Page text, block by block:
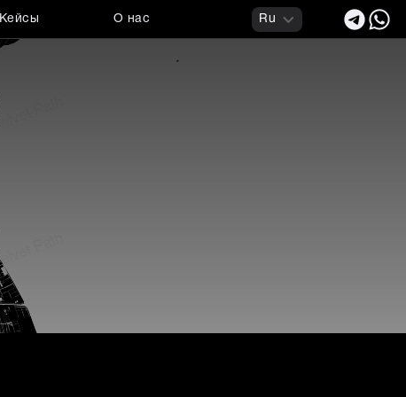
Кейсы О нас Ru